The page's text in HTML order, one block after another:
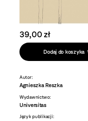
39,00 zł
Dodaj do koszyka
Autor:
Agnieszka Reszka
Wydawnictwo:
Universitas
Język publikacji: